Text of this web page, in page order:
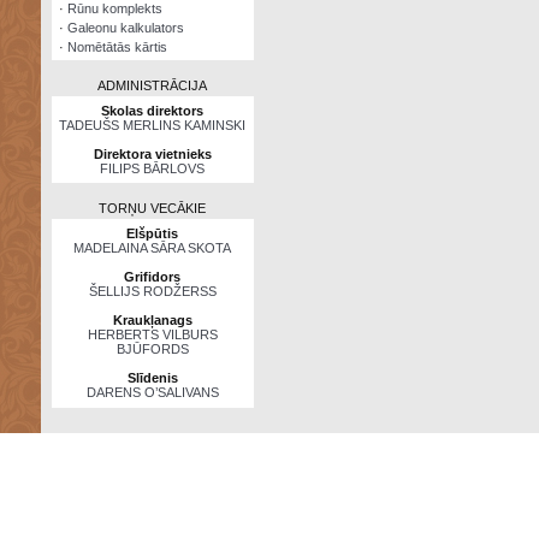
· Rūnu komplekts
· Galeonu kalkulators
· Nomētātās kārtis
ADMINISTRĀCIJA
Skolas direktors
TADEUŠS MERLINS KAMINSKI
Direktora vietnieks
FILIPS BĀRLOVS
TORŅU VECĀKIE
Elšpūtis
MADELAINA SĀRA SKOTA
Grifidors
ŠELLIJS RODŽERSS
Kraukļanags
HERBERTS VILBURS
BJŪFORDS
Slīdenis
DARENS O’SALIVANS